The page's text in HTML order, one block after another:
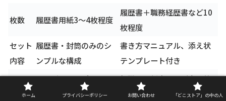
枚数 履歴書用紙3〜4枚程度
履歴書＋職務経歴書など10
枚程度
セット
内容
履歴書・封筒のみのシ
ンプルな構成
書き方マニュアル、添え状
テンプレート付き
様式
アルバイト・パート
用、一般用が中心
転職用、新卒用など専門的
な様式が多い
ホーム プライバシーポリシー お問い合わせ 「どこストア」の中の人